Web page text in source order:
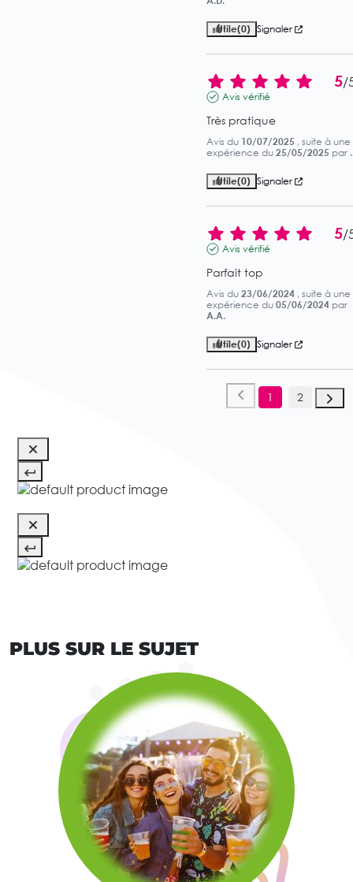
Utile(0) Signaler
5/
Avis vérifié
Très pratique
Avis du 10/07/2025 , suite à une
expérience du 25/05/2025 par
Utile(0) Signaler
5/
Avis vérifié
Parfait top
Avis du 23/06/2024 , suite à une
expérience du 05/06/2024 par
A.A.
Utile(0) Signaler
1 2
PLUS SUR LE SUJET